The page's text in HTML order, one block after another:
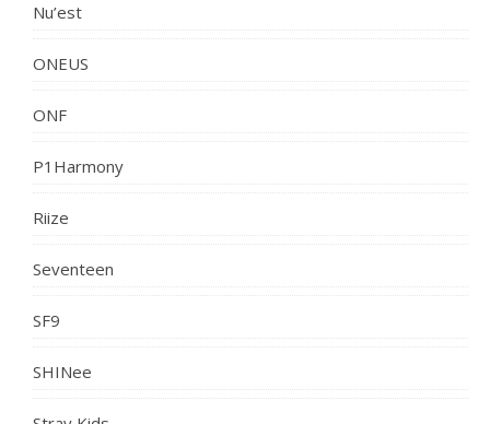
Nu’est
ONEUS
ONF
P1Harmony
Riize
Seventeen
SF9
SHINee